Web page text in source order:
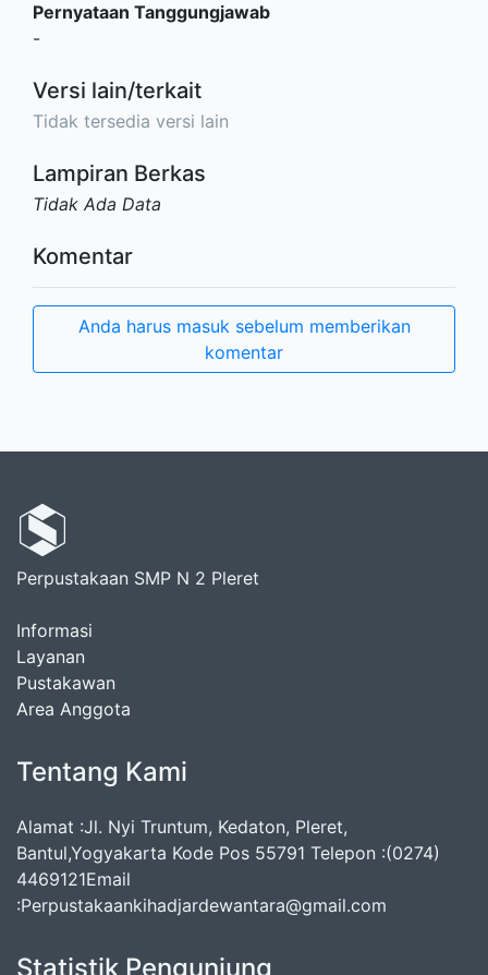
Pernyataan Tanggungjawab
-
Versi lain/terkait
Tidak tersedia versi lain
Lampiran Berkas
Tidak Ada Data
Komentar
Anda harus masuk sebelum memberikan
komentar
Perpustakaan SMP N 2 Pleret
Informasi
Layanan
Pustakawan
Area Anggota
Tentang Kami
Alamat :Jl. Nyi Truntum, Kedaton, Pleret,
Bantul,Yogyakarta Kode Pos 55791 Telepon :(0274)
4469121Email
:Perpustakaankihadjardewantara@gmail.com
Statistik Pengunjung